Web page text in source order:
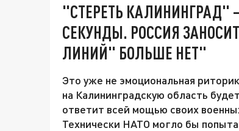
"СТЕРЕТЬ КАЛИНИНГРАД"
СЕКУНДЫ. РОССИЯ
ЛИНИЙ" БОЛЬШЕ НЕТ"
Это уже не эмоциональная
на Калининградскую область
ответит всей мощью своих
Технически НАТО могло бы